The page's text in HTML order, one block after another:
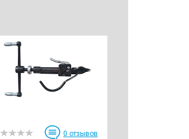
0 отзывов